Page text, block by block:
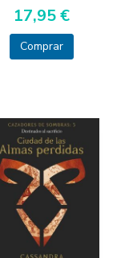
17,95 €
Comprar